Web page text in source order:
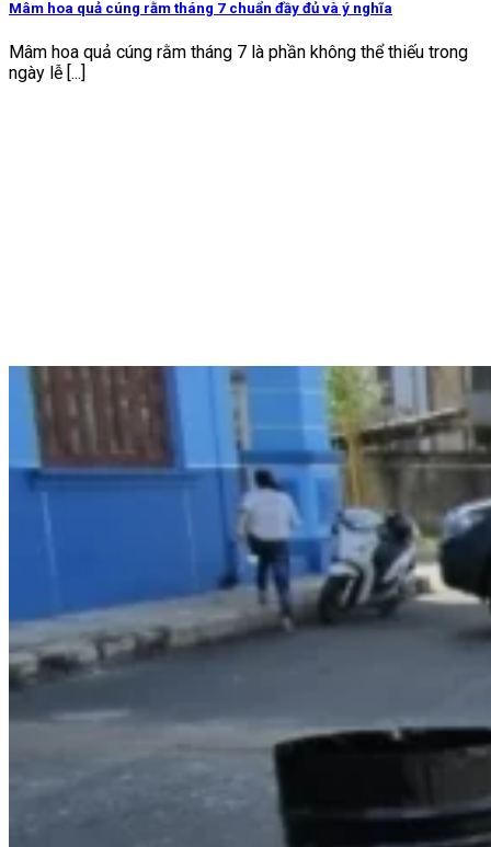
Mâm hoa quả cúng rằm tháng 7 chuẩn đầy đủ và ý nghĩa
Mâm hoa quả cúng rằm tháng 7 là phần không thể thiếu trong
ngày lễ [...]